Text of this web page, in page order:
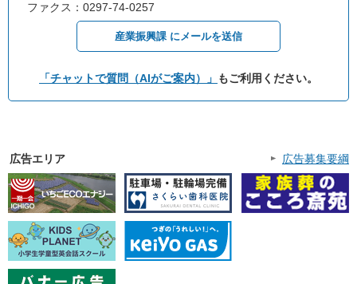
ファクス：0297-74-0257
産業振興課 にメールを送信
「チャットで質問（AIがご案内）」 もご利用ください。
広告エリア 広告募集要綱